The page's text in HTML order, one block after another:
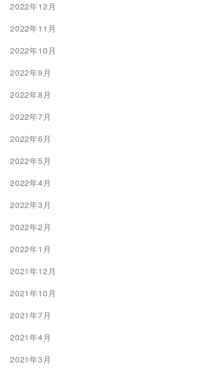
2022年12月
2022年11月
2022年10月
2022年9月
2022年8月
2022年7月
2022年6月
2022年5月
2022年4月
2022年3月
2022年2月
2022年1月
2021年12月
2021年10月
2021年7月
2021年4月
2021年3月